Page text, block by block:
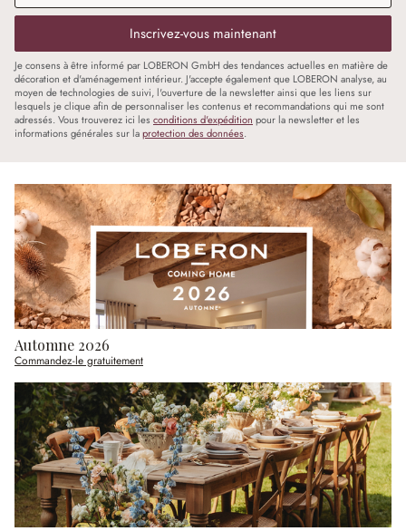
Inscrivez-vous maintenant
Je consens à être informé par LOBERON GmbH des tendances actuelles en matière de
décoration et d'aménagement intérieur. J'accepte également que LOBERON analyse, au
moyen de technologies de suivi, l'ouverture de la newsletter ainsi que les liens sur
lesquels je clique afin de personnaliser les contenus et recommandations qui me sont
adressés. Vous trouverez ici les conditions d'expédition pour la newsletter et les
informations générales sur laprotection des données.
Automne 2026
Commandez-le gratuitement